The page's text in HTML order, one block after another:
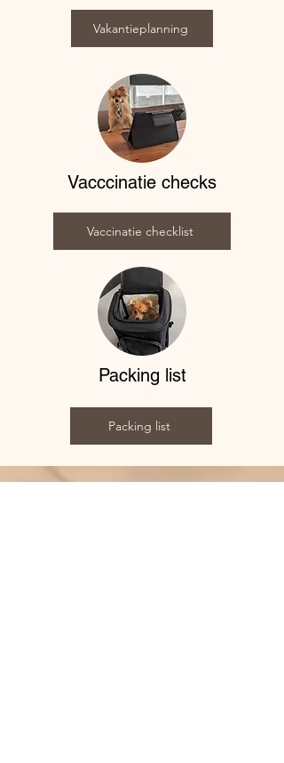
Vacccinatie checks
Packing list
Vakantieplanning
Vaccinatie checklist
Packing list